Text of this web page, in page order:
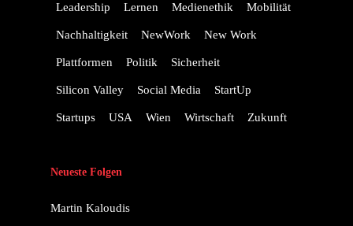
Leadership Lernen Medienethik Mobilität
Nachhaltigkeit NewWork New Work
Plattformen Politik Sicherheit
Silicon Valley Social Media StartUp
Startups USA Wien Wirtschaft Zukunft
Neueste Folgen
Martin Kaloudis